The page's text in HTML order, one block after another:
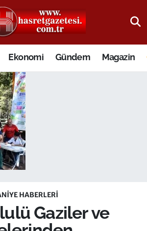
Ekonomi Gündem Magazin
HABERLERI
Gaziler ve
Eczaneler
Durumu
Yoğunluk Haritası
Durumu ve Fikstür